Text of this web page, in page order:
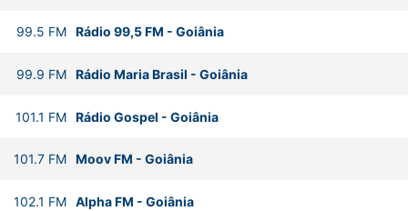
99.5 FM Rádio 99,5 FM - Goiânia
99.9 FM Rádio Maria Brasil - Goiânia
101.1 FM Rádio Gospel - Goiânia
101.7 FM Moov FM - Goiânia
102.1 FM Alpha FM - Goiânia